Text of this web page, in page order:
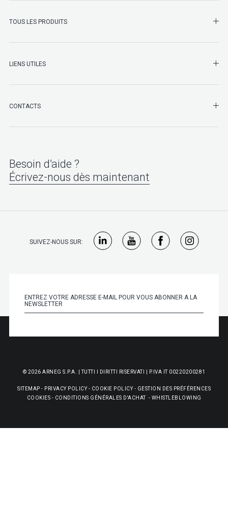
TOUS LES PRODUITS
LIENS UTILES
CONTACTS
Besoin d’aide ?
Écrivez-nous dès maintenant
SUIVEZ-NOUS SUR:
© 2026 ARNEG S.P.A. | TUTTI I DIRITTI RISERVATI | P.IVA IT 00220200281
SITEMAP - PRIVACY POLICY- COOKIE POLICY- GESTION DES PRÉFÉRENCES
COOKIES - CONDITIONS GÉNÉRALES D'ACHAT- WHISTLEBLOWING